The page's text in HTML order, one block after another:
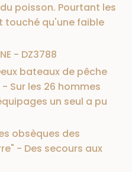
poisson. Pourtant les
touché qu'une faible
- DZ3788
bateaux de pêche
Sur les 26 hommes
un seul a pu
obsèques des
- Des secours aux